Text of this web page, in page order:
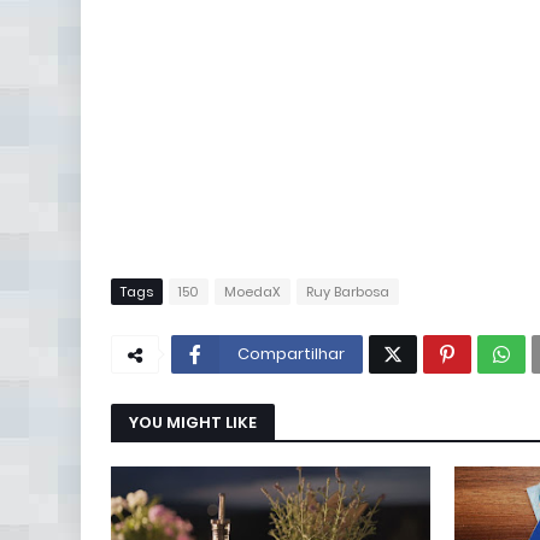
Tags 150 MoedaX Ruy Barbosa
Compartilhar
YOU MIGHT LIKE